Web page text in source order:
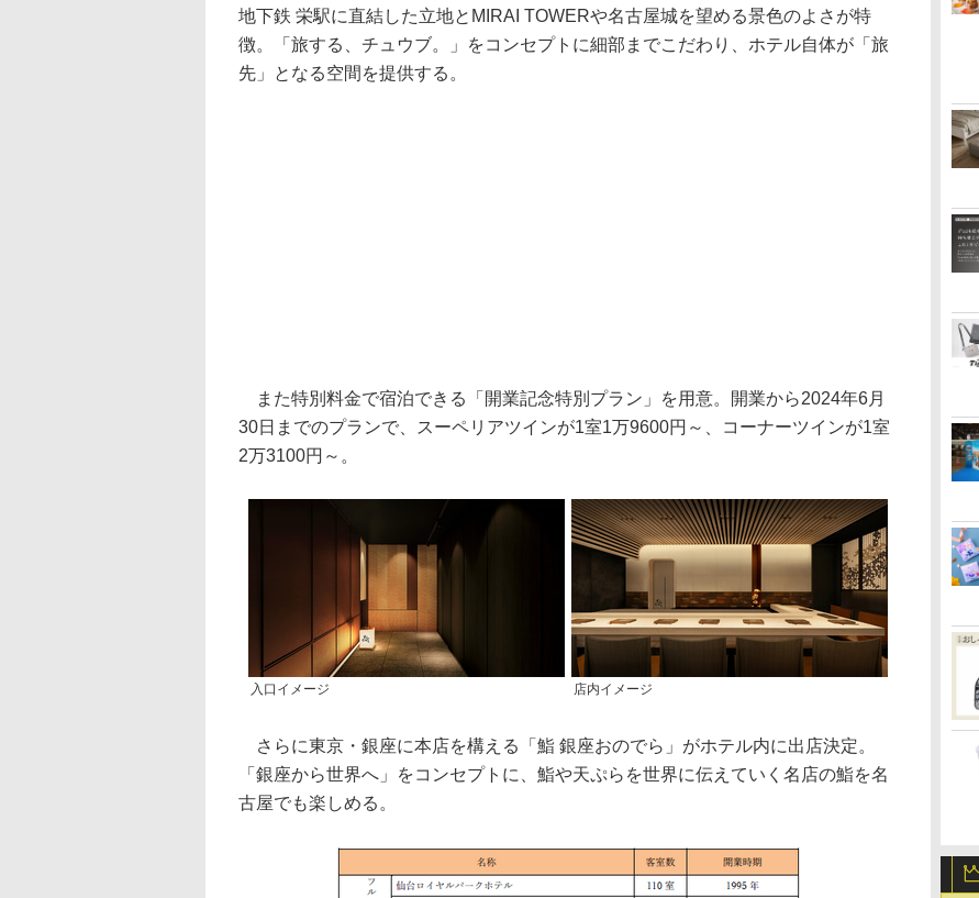
地下鉄 栄駅に直結した立地とMIRAI TOWERや名古屋城を望める景色のよさが特
徴。「旅する、チュウブ。」をコンセプトに細部までこだわり、ホテル自体が「旅
先」となる空間を提供する。
また特別料金で宿泊できる「開業記念特別プラン」を用意。開業から2024年6月
30日までのプランで、スーペリアツインが1室1万9600円～、コーナーツインが1室
2万3100円～。
入口イメージ 店内イメージ
さらに東京・銀座に本店を構える「鮨 銀座おのでら」がホテル内に出店決定。
「銀座から世界へ」をコンセプトに、鮨や天ぷらを世界に伝えていく名店の鮨を名
古屋でも楽しめる。